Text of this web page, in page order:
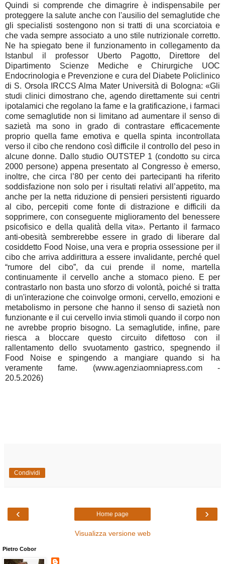
Quindi si comprende che dimagrire è indispensabile per
proteggere la salute anche con l'ausilio del semaglutide che
gli specialisti sostengono non si tratti di una scorciatoia e
che vada sempre associato a uno stile nutrizionale corretto.
Ne ha spiegato bene il funzionamento in collegamento da
Istanbul il professor Uberto Pagotto, Direttore del
Dipartimento Scienze Mediche e Chirurgiche UOC
Endocrinologia e Prevenzione e cura del Diabete Policlinico
di S. Orsola IRCCS Alma Mater Università di Bologna: «Gli
studi clinici dimostrano che, agendo direttamente sui centri
ipotalamici che regolano la fame e la gratificazione, i farmaci
come semaglutide non si limitano ad aumentare il senso di
sazietà ma sono in grado di contrastare efficacemente
proprio quella fame emotiva e quella spinta incontrollata
verso il cibo che rendono così difficile il controllo del peso in
alcune donne. Dallo studio OUTSTEP 1 (condotto su circa
2000 persone) appena presentato al Congresso è emerso,
inoltre, che circa l’80 per cento dei partecipanti ha riferito
soddisfazione non solo per i risultati relativi all’appetito, ma
anche per la netta riduzione di pensieri persistenti riguardo
al cibo, percepiti come fonte di distrazione e difficili da
sopprimere, con conseguente miglioramento del benessere
psicofisico e della qualità della vita». Pertanto il farmaco
anti-obesità sembrerebbe essere in grado di liberare dal
cosiddetto Food Noise, una vera e propria ossessione per il
cibo che arriva addirittura a essere invalidante, perché quel
“rumore del cibo”, da cui prende il nome, martella
continuamente il cervello anche a stomaco pieno. E per
contrastarlo non basta uno sforzo di volontà, poiché si tratta
di un'interazione che coinvolge ormoni, cervello, emozioni e
metabolismo in persone che hanno il senso di sazietà non
funzionante e il cui cervello invia stimoli quando il corpo non
ne avrebbe proprio bisogno. La semaglutide, infine, pare
riesca a bloccare questo circuito difettoso con il
rallentamento dello svuotamento gastrico, spegnendo il
Food Noise e spingendo a mangiare quando si ha
veramente fame. (www.agenziaomniapress.com -
20.5.2026)
Condividi
‹ ›
Home page
Visualizza versione web
Pietro Cobor